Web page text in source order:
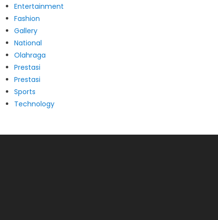
Entertainment
Fashion
Gallery
National
Olahraga
Prestasi
Prestasi
Sports
Technology